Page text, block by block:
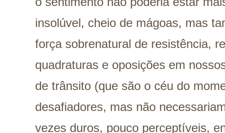
insolúvel, cheio de mágoas, mas
força sobrenatural de resistência,
quadraturas e oposições em
de trânsito (que são o céu do
desafiadores, mas não
vezes duros, pouco perceptíveis,